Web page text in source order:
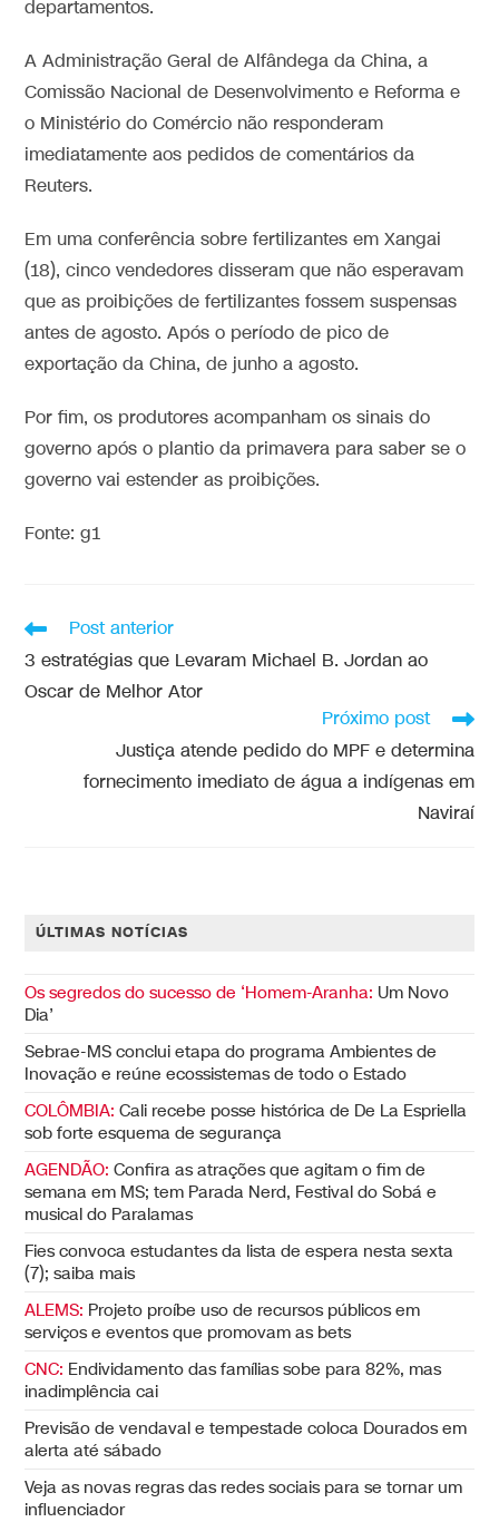
departamentos.
A Administração Geral de Alfândega da China, a
Comissão Nacional de Desenvolvimento e Reforma e
o Ministério do Comércio não responderam
imediatamente aos pedidos de comentários da
Reuters.
Em uma conferência sobre fertilizantes em Xangai
(18), cinco vendedores disseram que não esperavam
que as proibições de fertilizantes fossem suspensas
antes de agosto. Após o período de pico de
exportação da China, de junho a agosto.
Por fim, os produtores acompanham os sinais do
governo após o plantio da primavera para saber se o
governo vai estender as proibições.
Fonte: g1
Post anterior
3 estratégias que Levaram Michael B. Jordan ao
Oscar de Melhor Ator
Próximo post
Justiça atende pedido do MPF e determina
fornecimento imediato de água a indígenas em
Naviraí
ÚLTIMAS NOTÍCIAS
Os segredos do sucesso de ‘Homem-Aranha: Um Novo
Dia’
Sebrae-MS conclui etapa do programa Ambientes de
Inovação e reúne ecossistemas de todo o Estado
COLÔMBIA: Cali recebe posse histórica de De La Espriella
sob forte esquema de segurança
AGENDÃO: Confira as atrações que agitam o fim de
semana em MS; tem Parada Nerd, Festival do Sobá e
musical do Paralamas
Fies convoca estudantes da lista de espera nesta sexta
(7); saiba mais
ALEMS: Projeto proíbe uso de recursos públicos em
serviços e eventos que promovam as bets
CNC: Endividamento das famílias sobe para 82%, mas
inadimplência cai
Previsão de vendaval e tempestade coloca Dourados em
alerta até sábado
Veja as novas regras das redes sociais para se tornar um
influenciador